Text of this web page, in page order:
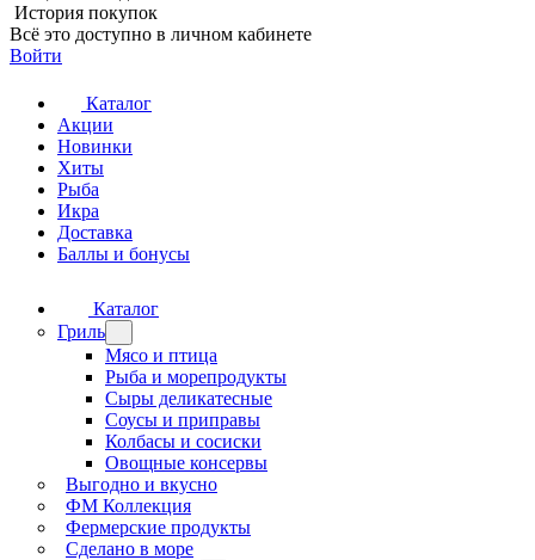
История покупок
Всё это доступно в личном кабинете
Войти
Каталог
Акции
Новинки
Хиты
Рыба
Икра
Доставка
Баллы и бонусы
Каталог
Гриль
Мясо и птица
Рыба и морепродукты
Сыры деликатесные
Соусы и приправы
Колбасы и сосиски
Овощные консервы
Выгодно и вкусно
ФМ Коллекция
Фермерские продукты
Сделано в море